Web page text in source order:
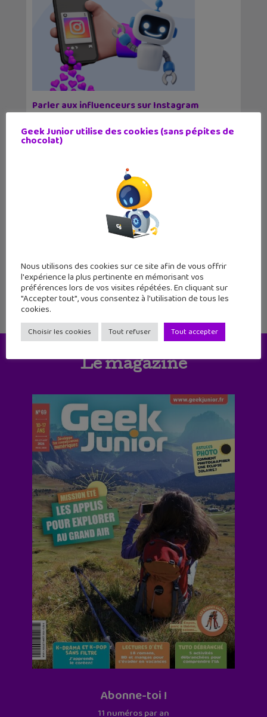
Parler aux influenceurs sur Instagram
grâce aux IA ?
1 juillet 2024
Sur Instagram, tu vas peut-être bientôt pouvoir
4 5
8 9 10
Le magazine
Abonne-toi !
11 numéros par an
Geek Junior utilise des cookies (sans pépites de
chocolat)
Nous utilisons des cookies sur ce site afin de vous offrir
l'expérience la plus pertinente en mémorisant vos
préférences lors de vos visites répétées. En cliquant sur
"Accepter tout", vous consentez à l'utilisation de tous les
cookies.
Choisir les cookies Tout refuser Tout accepter